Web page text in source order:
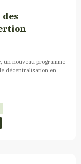
des
un nouveau programme
décentralisation en